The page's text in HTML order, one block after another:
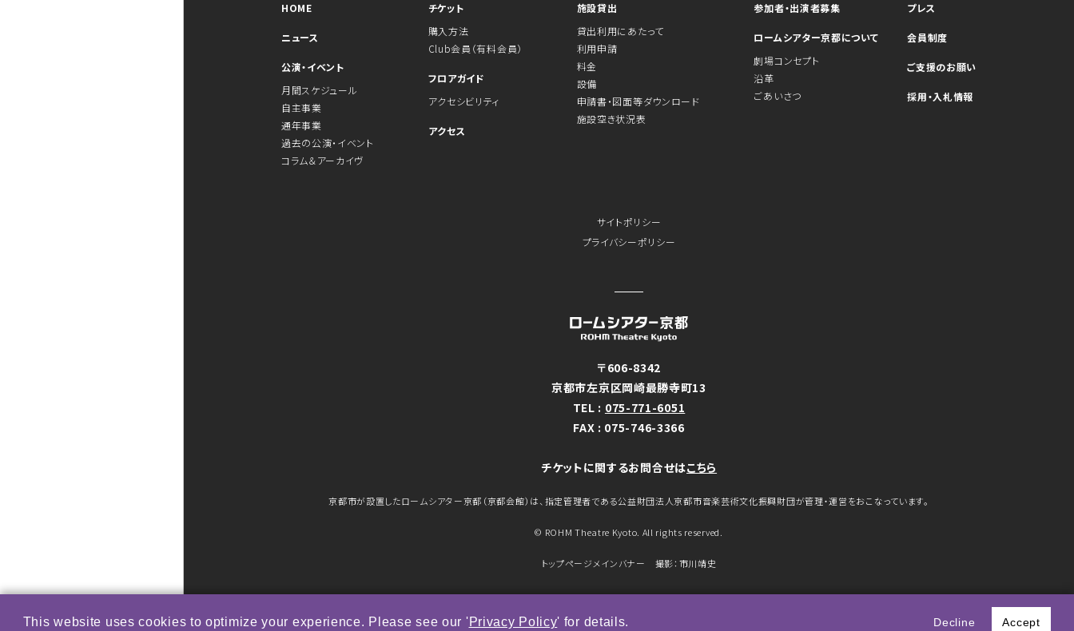
HOME
ニュース
公演・イベント
月間スケジュール
自主事業
通年事業
過去の公演・イベント
コラム＆アーカイヴ
チケット
購入方法
Club会員（有料会員）
フロアガイド
アクセシビリティ
アクセス
施設貸出
貸出利用にあたって
利用申請
料金
設備
申請書・図面等ダウンロード
施設空き状況表
参加者・出演者募集
ロームシアター京都について
劇場コンセプト
沿革
ごあいさつ
プレス
会員制度
ご支援のお願い
採用・入札情報
サイトポリシー
プライバシーポリシー
〒606-8342
京都市左京区岡崎最勝寺町13
TEL : 075-771-6051
FAX : 075-746-3366
チケットに関するお問合せはこちら
京都市が設置したロームシアター京都（京都会館）は、指定管理者である公益財団法人京都市音楽芸術文化振興財団が管理・運営をおこなっています。
© ROHM Theatre Kyoto. All rights reserved.
トップページメインバナー 撮影：市川靖史
This website uses cookies to optimize your experience. Please see our 'Privacy Policy' for details. Decline Accept